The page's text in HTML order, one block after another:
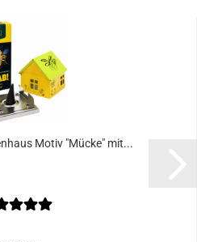
Motiv "Mücke" mit...